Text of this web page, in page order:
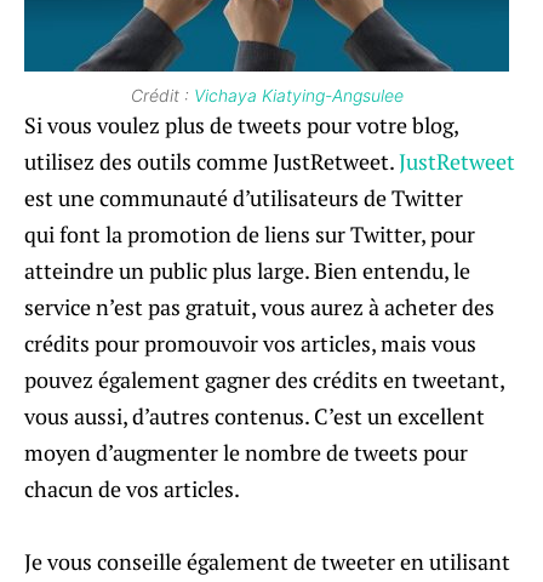
Crédit : Vichaya Kiatying-Angsulee
Si vous voulez plus de tweets pour votre blog,
utilisez des outils comme JustRetweet.JustRetweet
est une communauté d’utilisateurs de Twitter
qui font la promotion de liens sur Twitter, pour
atteindre un public plus large. Bien entendu, le
service n’est pas gratuit, vous aurez à acheter des
crédits pour promouvoir vos articles, mais vous
pouvez également gagner des crédits en tweetant,
vous aussi, d’autres contenus. C’est un excellent
moyen d’augmenter le nombre de tweets pour
chacun de vos articles.
Je vous conseille également de tweeter en utilisant